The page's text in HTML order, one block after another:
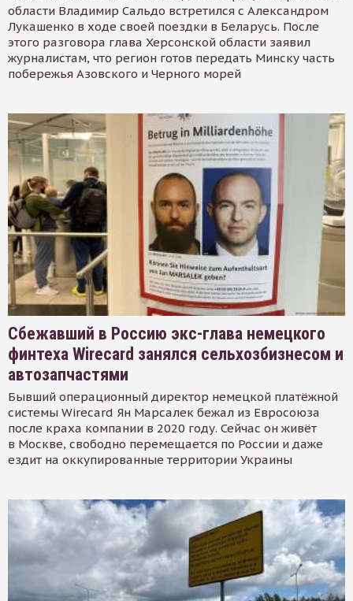
области Владимир Сальдо встретился с Александром
Лукашенко в ходе своей поездки в Беларусь. После
этого разговора глава Херсонской области заявил
журналистам, что регион готов передать Минску часть
побережья Азовского и Черного морей
Сбежавший в Россию экс-глава немецкого
финтеха Wirecard занялся сельхозбизнесом и
автозапчастями
Бывший операционный директор немецкой платёжной
системы Wirecard Ян Марсалек бежал из Евросоюза
после краха компании в 2020 году. Сейчас он живёт
в Москве, свободно перемещается по России и даже
ездит на оккупированные территории Украины